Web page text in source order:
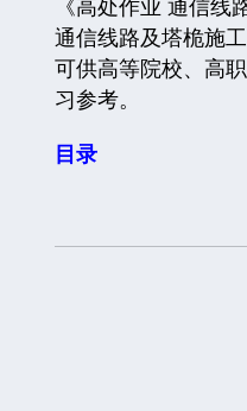
《高处作业 通信
通信线路及塔桅施
可供高等院校、高
习参考。
目录